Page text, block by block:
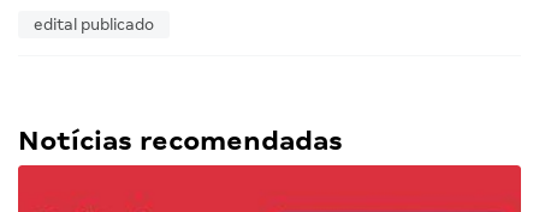
edital publicado
Notícias recomendadas